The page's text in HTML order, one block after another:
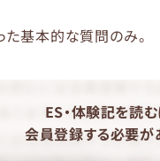
基本的な質問のみ。
ES・体験記を読む
会員登録する必要が